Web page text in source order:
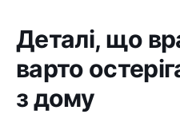
Деталі, що
варто
з дому